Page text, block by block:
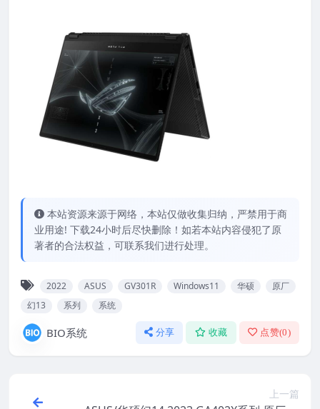
本站资源来源于网络，本站仅做收集归纳，严禁用于商
业用途! 下载24小时后尽快删除！如若本站内容侵犯了原
著者的合法权益，可联系我们进行处理。
2022 ASUS GV301R Windows11 华硕
原厂
幻13
系列 系统
BIO系统 分享 收藏 点赞(0)
上一篇